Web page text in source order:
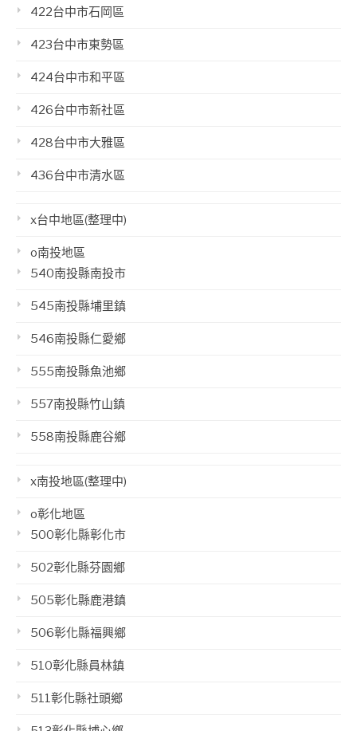
422台中市石岡區
423台中市東勢區
424台中市和平區
426台中市新社區
428台中市大雅區
436台中市清水區
x台中地區(整理中)
o南投地區
540南投縣南投市
545南投縣埔里鎮
546南投縣仁愛鄉
555南投縣魚池鄉
557南投縣竹山鎮
558南投縣鹿谷鄉
x南投地區(整理中)
o彰化地區
500彰化縣彰化市
502彰化縣芬園鄉
505彰化縣鹿港鎮
506彰化縣福興鄉
510彰化縣員林鎮
511彰化縣社頭鄉